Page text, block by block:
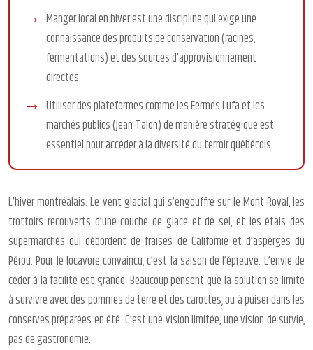
Manger local en hiver est une discipline qui exige une
connaissance des produits de conservation (racines,
fermentations) et des sources d’approvisionnement
directes.
Utiliser des plateformes comme les Fermes Lufa et les
marchés publics (Jean-Talon) de manière stratégique est
essentiel pour accéder à la diversité du terroir québécois.
L’hiver montréalais. Le vent glacial qui s’engouffre sur le Mont-Royal, les
trottoirs recouverts d’une couche de glace et de sel, et les étals des
supermarchés qui débordent de fraises de Californie et d’asperges du
Pérou. Pour le locavore convaincu, c’est la saison de l’épreuve. L’envie de
céder à la facilité est grande. Beaucoup pensent que la solution se limite
à survivre avec des pommes de terre et des carottes, ou à puiser dans les
conserves préparées en été. C’est une vision limitée, une vision de survie,
pas de gastronomie.